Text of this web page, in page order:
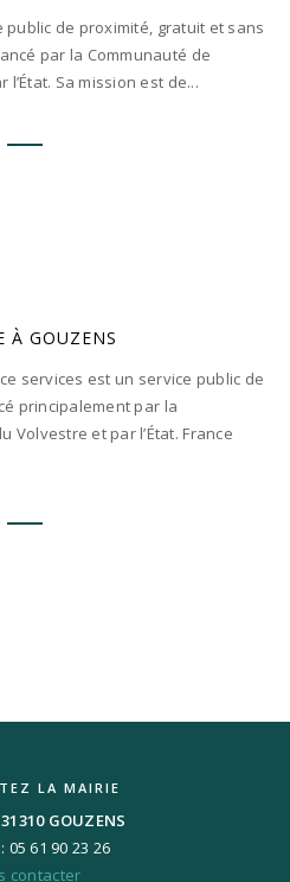
public de proximité, gratuit et sans
par la Communauté de
Sa mission est de...
À GOUZENS
services est un service public de
principalement par la
Volvestre et par l’État. France
LA MAIRIE
GOUZENS
05 61 90 23 26
contacter